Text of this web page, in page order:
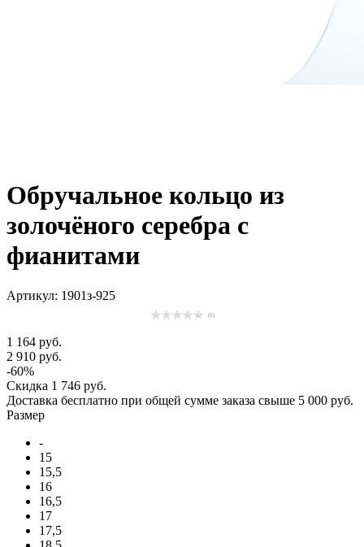
Обручальное кольцо из
золочёного серебра с
фианитами
Артикул: 1901з-925
(0)
1 164 руб.
2 910 руб.
-60%
Скидка 1 746 руб.
Доставка бесплатно при общей сумме заказа свыше 5 000 руб.
Размер
-
15
15,5
16
16,5
17
17,5